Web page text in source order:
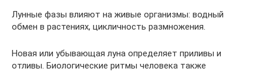
Лунные фазы влияют на живые организмы: водный
обмен в растениях, цикличность размножения.
Новая или убывающая луна определяет приливы и
отливы. Биологические ритмы человека также